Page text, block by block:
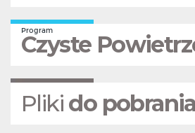
Program
Czyste
Pliki do